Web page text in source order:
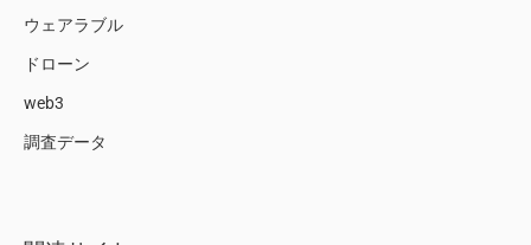
ウェアラブル
ドローン
web3
調査データ